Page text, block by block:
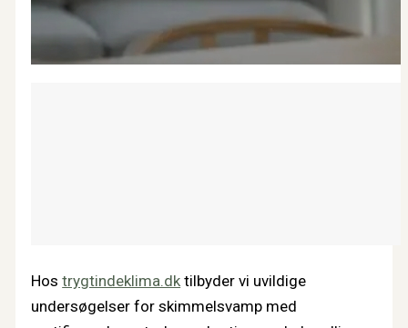
Hostrygtindeklima.dk tilbyder vi uvildige
undersøgelser for skimmelsvamp med